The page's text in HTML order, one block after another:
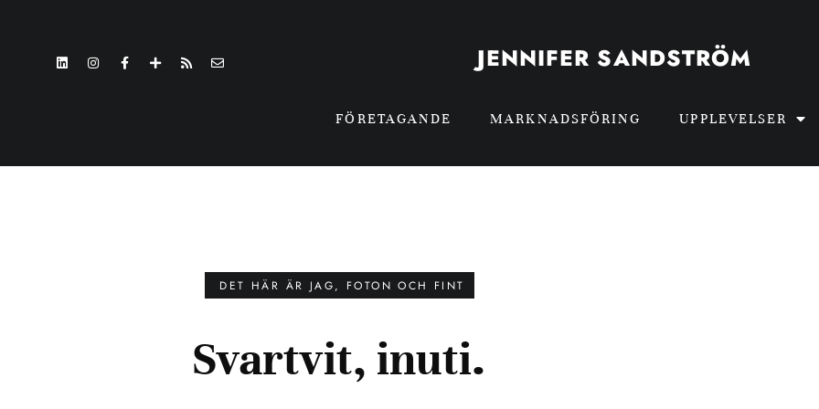
JENNIFER SANDSTRÖM
FÖRETAGANDE MARKNADSFÖRING UPPLEVELSER
DET HÄR ÄR JAG, FOTON OCH FINT
Svartvit, inuti.